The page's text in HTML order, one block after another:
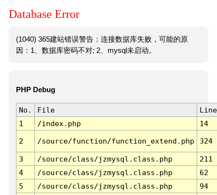
Database Error
(1040) 365建站错误警告：连接数据库失败，可能的原
因：1、数据库密码不对; 2、mysql未启动。
PHP Debug
No. File
Line
1
/index.php 14
2 /source/function/function_extend.php 324
3 /source/class/jzmysql.class.php
211
4
/source/class/jzmysql.class.php
62
5
/source/class/jzmysql.class.php
94